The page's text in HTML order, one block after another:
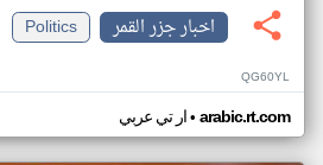
اخبار جزر القمر
Politics
QG60YL
ار تي عربي• arabic.rt.com